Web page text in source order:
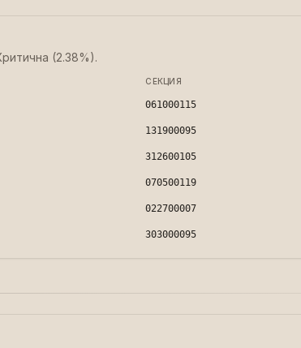
(2.38%).
СЕКЦИЯ
061000115
131900095
312600105
070500119
022700007
303000095